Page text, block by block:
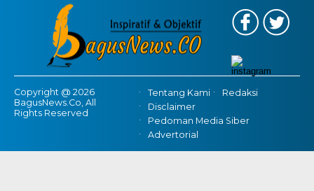
Copyright @ 2026
BagusNews.Co, All
Rights Reserved
Tentang Kami
Redaksi
Disclaimer
Pedoman Media Siber
Advertorial